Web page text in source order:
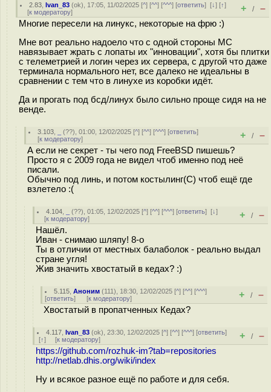
2.83 ,Ivan_83 (ok), 17:05, 11/02/2025 [^] [^^] [^^^] [ответить][↓] [↑]
[к модератору] + / –
Многие пересели на линукс, некоторые на фрю :)
Мне вот реально надоело что с одной стороны МС
навязывает жрать с лопаты их "инновации", хотя бы плитки
с телеметрией и логин через их сервера, с другой что даже
терминала нормального нет, все далеко не идеальны в
сравнении с тем что в линухе из коробки идёт.
Да и прогать под бсд/линух было сильно проще сидя на не
венде.
3.103 (??), 01:00, 12/02/2025 [^] [^^] [^^^] [ответить]
[к модератору] + / –
А если не секрет - ты чего под FreeBSD пишешь?
Просто я с 2009 года не видел чтоб именно под неё
писали.
Обычно под линь, и потом костылинг(С) чтоб ещё где
взлетело :(
4.104 (??), 01:05, 12/02/2025 [^] [^^] [^^^] [ответить][↓]
[к модератору] + / –
Нашёл.
Иван - снимаю шляпу! 8-о
Ты в отличии от местных балаболок - реально выдал
стране угля!
Жив значить хвостатый в кедах? :)
5.115 ,Аноним (111), 18:30, 12/02/2025 [^] [^^] [^^^]
[ответить] [к модератору] + / –
Хвостатый в пропатченных Кедах?
4.117 ,Ivan_83 (ok), 23:30, 12/02/2025 [^] [^^] [^^^] [ответить]
[↑] [к модератору] + / –
https://github.com/rozhuk-im?tab=repositories
http://netlab.dhis.org/wiki/index
Ну и всякое разное ещё по работе и для себя.